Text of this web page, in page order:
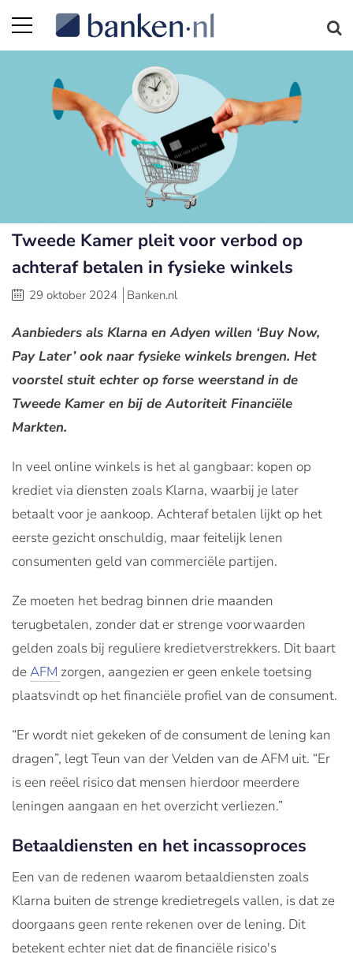
Tweede Kamer pleit voor verbod op
achteraf betalen in fysieke winkels
29 oktober 2024 Banken.nl
Aanbieders als Klarna en Adyen willen ‘Buy Now,
Pay Later’ ook naar fysieke winkels brengen. Het
voorstel stuit echter op forse weerstand in de
Tweede Kamer en bij de Autoriteit Financiële
Markten.
In veel online winkels is het al gangbaar: kopen op
krediet via diensten zoals Klarna, waarbij je later
betaalt voor je aankoop. Achteraf betalen lijkt op het
eerste gezicht onschuldig, maar feitelijk lenen
consumenten geld van commerciële partijen.
Ze moeten het bedrag binnen drie maanden
terugbetalen, zonder dat er strenge voorwaarden
gelden zoals bij reguliere kredietverstrekkers. Dit baart
deAFM zorgen, aangezien er geen enkele toetsing
plaatsvindt op het financiële profiel van de consument.
“Er wordt niet gekeken of de consument de lening kan
dragen”, legt Teun van der Velden van de AFM uit. “Er
is een reëel risico dat mensen hierdoor meerdere
leningen aangaan en het overzicht verliezen.”
Betaaldiensten en het incassoproces
Een van de redenen waarom betaaldiensten zoals
Klarna buiten de strenge kredietregels vallen, is dat ze
doorgaans geen rente rekenen over de lening. Dit
betekent echter niet dat de financiële risico's